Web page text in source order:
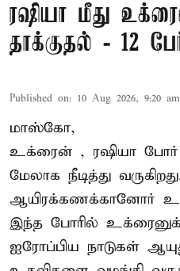
ரஷியா மீது
தாக்குதல் - 12
Published on: 10 Aug 2026, 9:20 am
மாஸ்கோ,
உக்ரைன் , ரஷியா
மேலாக நீடித்து
ஆயிரக்கணக்கானோர்
இந்த போரில்
ஐரோப்பிய நாடுகள்